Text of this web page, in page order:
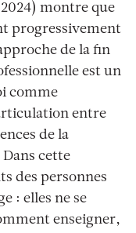
montre que
progressivement
de la fin
est un
comme
entre
de la
Dans cette
des personnes
: elles ne se
enseigner,